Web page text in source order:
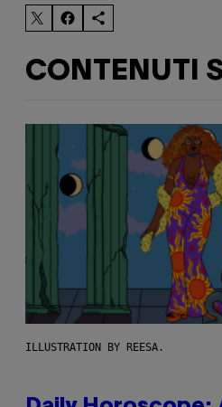
CONTENUTI
ILLUSTRATION BY REESA.